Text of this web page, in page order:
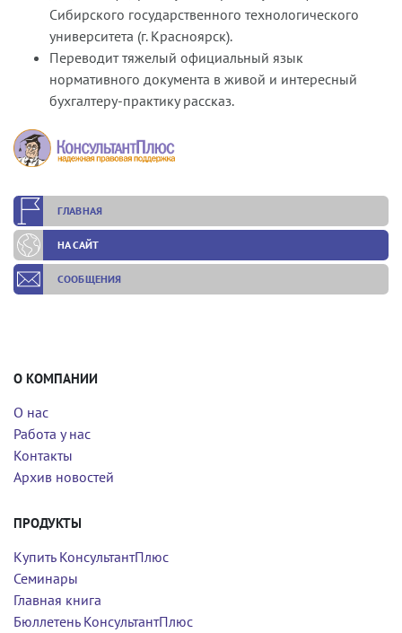
Сибирского государственного технологического
университета (г. Красноярск).
Переводит тяжелый официальный язык
нормативного документа в живой и интересный
бухгалтеру-практику рассказ.
ГЛАВНАЯ
НА САЙТ
СООБЩЕНИЯ
О КОМПАНИИ
О нас
Работа у нас
Контакты
Архив новостей
ПРОДУКТЫ
Купить КонсультантПлюс
Семинары
Главная книга
Бюллетень КонсультантПлюс